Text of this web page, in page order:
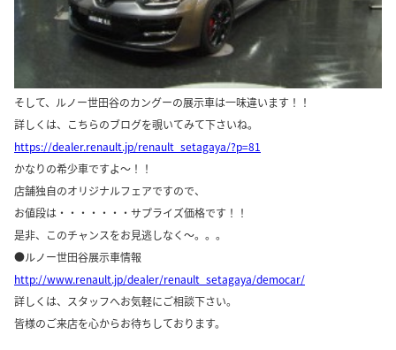
そして、ルノー世田谷のカングーの展示車は一味違います！！
詳しくは、こちらのブログを覗いてみて下さいね。
https://dealer.renault.jp/renault_setagaya/?p=81
かなりの希少車ですよ～！！
店舗独自のオリジナルフェアですので、
お値段は・・・・・・・サプライズ価格です！！
是非、このチャンスをお見逃しなく～。。。
●ルノー世田谷展示車情報
http://www.renault.jp/dealer/renault_setagaya/democar/
詳しくは、スタッフへお気軽にご相談下さい。
皆様のご来店を心からお待ちしております。